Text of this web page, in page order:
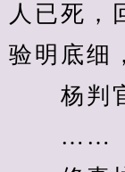
人已死，
验明底细
杨判官
……